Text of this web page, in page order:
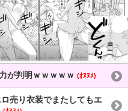
が判明ｗｗｗｗｗ (ｵﾇﾇﾒ)
売り衣装でまたしてもエ